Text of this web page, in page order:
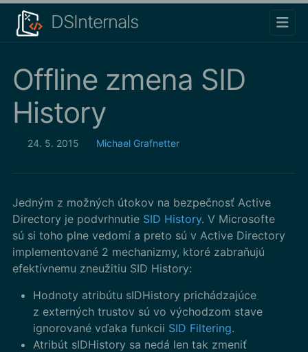
DSInternals
Offline zmena SID
History
24. 5. 2015 Michael Grafnetter
Jedným z možných útokov na bezpečnosť Active
Directory je podvrhnutie SID History. V Microsofte
sú si toho plne vedomí a preto sú v Active Directory
implementované 2 mechanizmy, ktoré zabraňujú
efektívnemu zneužitiu SID History:
Hodnoty atribútu sIDHistory prichádzajúce
z externých trustov sú vo východzom stave
ignorované vďaka funkcii SID Filtering.
Atribút sIDHistory sa nedá len tak zmeniť